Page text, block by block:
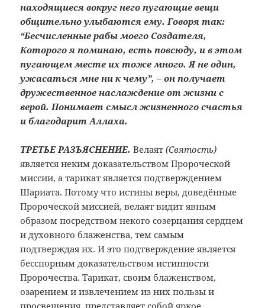
находящиеся вокруг него пугающие вещи
общительно улыбаются ему. Говоря так:
“Бесчисленные рабы моего Создателя,
Которого я поминаю, есть повсюду, и в этом
пугающем месте их тоже много. Я не один,
ужасаться мне ни к чему”, – он получает
дружественное наслаждение от жизни с
верой. Понимает смысл жизненного счастья
и благодарит Аллаха.
ТРЕТЬЕ РАЗЪЯСНЕНИЕ.Велаят(Святость)
является неким доказательством Пророческой
миссии, а тарикат является подтверждением
Шариата. Потому что истины веры, доведённые
Пророческой миссией, велаят видит явным
образом посредством некого созерцания сердцем
и духовного блаженства, тем самым
подтверждая их. И это подтверждение является
бесспорным доказательством истинности
Пророчества. Тарикат, своим блаженством,
озарением и извлечением из них пользы и